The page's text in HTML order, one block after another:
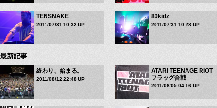
TENSNAKE
2011/07/31 10:32 UP
80kidz
2011/07/31 10:28 UP
最新記事
終わり、始まる。
2011/08/12 22:48 UP
ATARI TEENAGE RIOT
フラッグ合戦
2011/08/05 04:16 UP